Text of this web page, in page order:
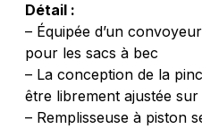
Détail :
– Équipée d’un
pour les sacs à bec
– La conception de la
être librement ajustée sur
– Remplisseuse à piston